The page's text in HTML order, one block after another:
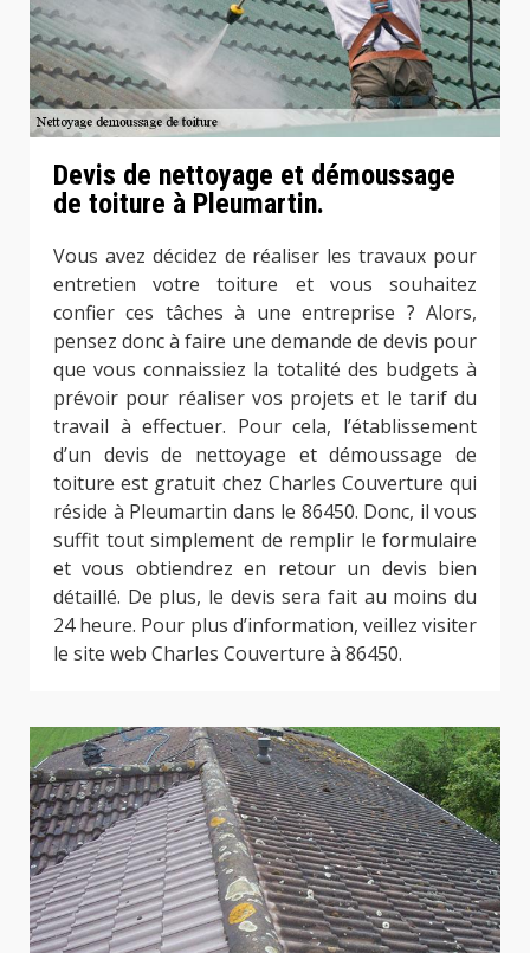
Devis de nettoyage et démoussage
de toiture à Pleumartin.
Vous avez décidez de réaliser les travaux pour
entretien votre toiture et vous souhaitez
confier ces tâches à une entreprise ? Alors,
pensez donc à faire une demande de devis pour
que vous connaissiez la totalité des budgets à
prévoir pour réaliser vos projets et le tarif du
travail à effectuer. Pour cela, l’établissement
d’un devis de nettoyage et démoussage de
toiture est gratuit chez Charles Couverture qui
réside à Pleumartin dans le 86450. Donc, il vous
suffit tout simplement de remplir le formulaire
et vous obtiendrez en retour un devis bien
détaillé. De plus, le devis sera fait au moins du
24 heure. Pour plus d’information, veillez visiter
le site web Charles Couverture à 86450.